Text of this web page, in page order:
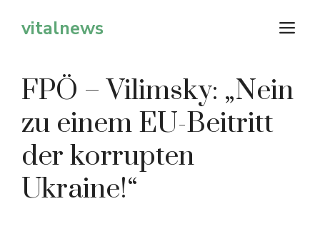
Inhaltvitalnews
FPÖ – Vilimsky: „Nein
zu einem EU-Beitritt
der korrupten
Ukraine!“